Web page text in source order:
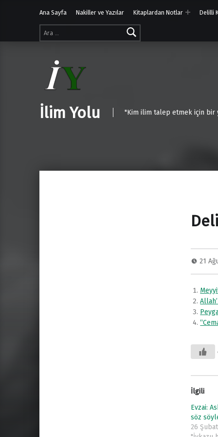
Arama:
Ana Sayfa Nakiller ve Yazılar Kitaplardan Notlar Delilli
İlim Yolu "Kim ilim talep etmek için bir
21
İlgili
Evzai:
söz
26